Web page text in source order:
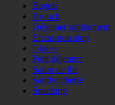
Bagels
Brunch
Déjeuner rapidement
Encas non stop
Glaces
Petit déjeuner
Salon de thé
Sandwicherie
Snacking